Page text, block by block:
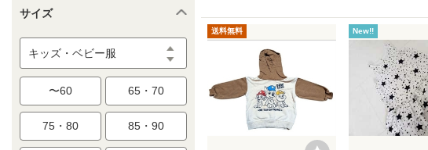
サイズ
キッズ・ベビー服
〜60 65・70
75・80 85・90
送料無料 New!!